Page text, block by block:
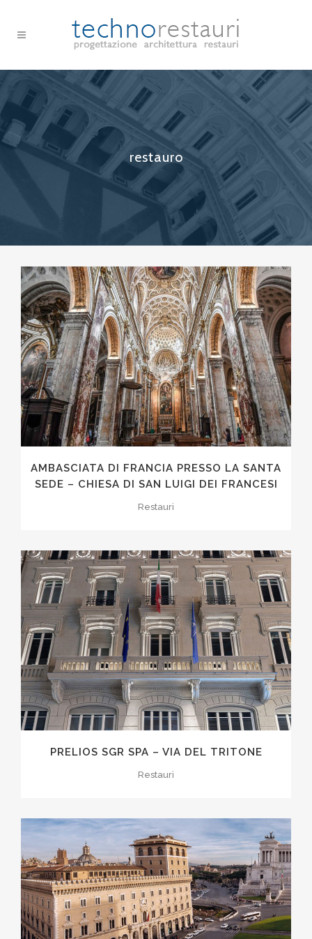
restauro
AMBASCIATA DI FRANCIA PRESSO LA SANTA
SEDE – CHIESA DI SAN LUIGI DEI FRANCESI
Restauri
PRELIOS SGR SPA – VIA DEL TRITONE
Restauri